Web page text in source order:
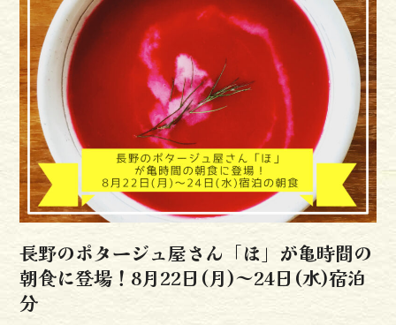
長野のポタージュ屋さん「ほ」が亀時間の
朝食に登場！8月22日(月)～24日(水)宿泊
分